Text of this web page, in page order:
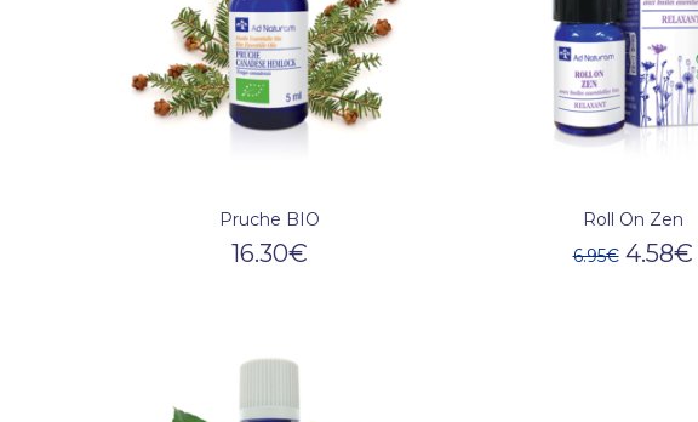
Pruche BIO
16.30€
Roll On Zen
6.95€ 4.58€